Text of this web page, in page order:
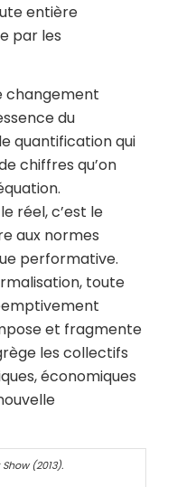
entière
par les
changement
du
quantification qui
chiffres qu’on
réel, c’est le
aux normes
performative.
toute
et fragmente
les collectifs
économiques